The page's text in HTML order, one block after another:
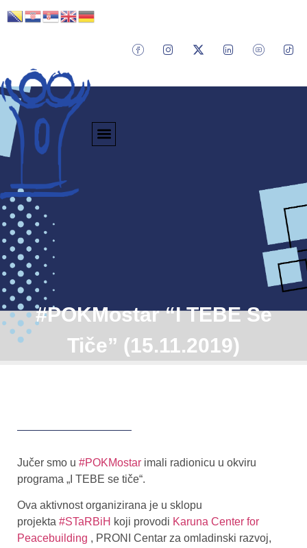
#POKMostar “I TEBE Se
Tiče” (15.11.2019)
Jučer smo u #POKMostar imali radionicu u okviru
programa „I TEBE se tiče“.
Ova aktivnost organizirana je u sklopu
projekta #STaRBiH koji provodi Karuna Center for
Peacebuilding , PRONI Centar za omladinski razvoj,